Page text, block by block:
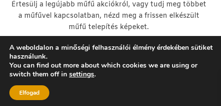
Értesülj a legújabb műfű akciókról, vagy tudj meg többet
a műfűvel kapcsolatban, nézd meg a frissen elkészült
műfű telepítés képeket.
A weboldalon a minőségi felhasználói élmény érdekében sütiket
használunk.
You can find out more about which cookies we are using or
switch them off in settings.
Elfogad